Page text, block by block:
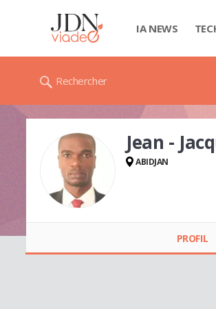
IA NEWS
Rechercher
Jean -
ABIDJAN
PROFIL